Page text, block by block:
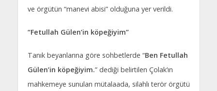
ve örgütün “manevi abisi” olduğuna yer verildi.
“Fetullah Gülen’in köpeğiyim”
Tanık beyanlarına göre sohbetlerde “Ben Fetullah
Gülen’in köpeğiyim.” dediği belirtilen Çolak’ın
mahkemeye sunulan mütalaada, silahlı terör örgütü